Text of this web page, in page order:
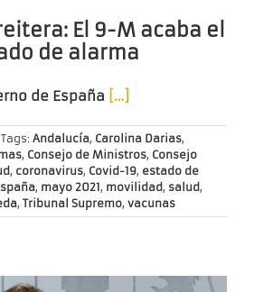
El 9-M acaba el
de alarma
de España […]
Tags: Andalucía, Carolina Darias,
, Consejo de Ministros, Consejo
, coronavirus, Covid-19, estado de
, mayo 2021, movilidad, salud,
, Tribunal Supremo, vacunas